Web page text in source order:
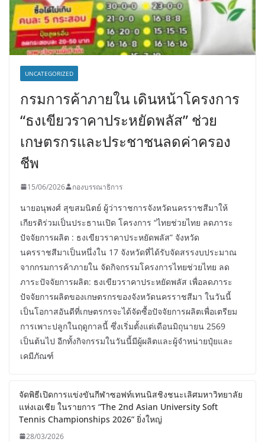
UNCATEGORIZED
กรมการค้าภายใน เดินหน้าโครงการ
“ธงเขียวราคาประหยัดพลัส” ช่วย
เกษตรกรและประชาชนลดค่าครอง
ชีพ
15/06/2026 กองบรรณาธิการ
นายอนุพงศ์ สุขสมนิตย์ ผู้ว่าราชการจังหวัดนครราชสีมาให้
เกียรติร่วมเป็นประธานเปิด โครงการ “ไทยช่วยไทย ลดภาระ
ปัจจัยการผลิต : ธงเขียวราคาประหยัดพลัส” จังหวัด
นครราชสีมาเป็นหนึ่งใน 17 จังหวัดที่ได้รับจัดสรรงบประมาณ
จากกรมการค้าภายใน จัดกิจกรรมโครงการไทยช่วยไทย ลด
ภาระปัจจัยการผลิต: ธงเขียวราคาประหยัดพลัส เพื่อลดภาระ
ปัจจัยการผลิตของเกษตรกรของจังหวัดนครราชสีมา ในวันนี้
เป็นโอกาสอันดีที่เกษตรกรจะได้จัดซื้อปัจจัยการผลิตเพื่อเตรียม
การเพาะปลูกในฤดูกาลนี้ ซึ่งเริ่มตั้งแต่เดือนมิถุนายน 2569
เป็นต้นไป อีกทั้งกิจกรรมในวันนี้มีผู้ผลิตและผู้จำหน่ายปุ๋ยและ
เคมีภัณฑ์
จัดพิธีเปิดการแข่งขันกีฬาซอฟท์เทนนิสชิงชนะเลิศมหาวิทยาลัย
แห่งเอเชีย ในรายการ “The 2nd Asian University Soft
Tennis Championships 2026” ยิ่งใหญ่
28/03/2026